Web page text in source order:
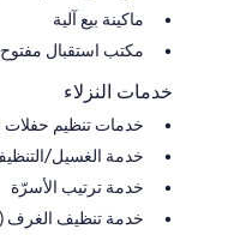
ماكينة بيع آلية
مكتب استقبال مفتوح 24 ساعة
خدمات النزلاء
خدمات تنظيم حفلات
خدمة الغسيل/
خدمة ترتيب الأسرّة
خدمة تنظيف الغرف